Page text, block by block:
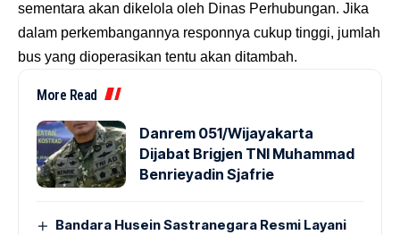
sementara akan dikelola oleh Dinas Perhubungan. Jika
dalam perkembangannya responnya cukup tinggi, jumlah
bus yang dioperasikan tentu akan ditambah.
More Read
Danrem 051/Wijayakarta
Dijabat Brigjen TNI Muhammad
Benrieyadin Sjafrie
Bandara Husein Sastranegara Resmi Layani